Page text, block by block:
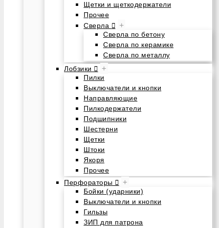
Щетки и щеткодержатели
Прочее
Сверла
+
Сверла по бетону
Сверла по керамике
Сверла по металлу
Лобзики
+
Пилки
Выключатели и кнопки
Направляющие
Пилкодержатели
Подшипники
Шестерни
Щетки
Штоки
Якоря
Прочее
Перфораторы
+
Бойки (ударники)
Выключатели и кнопки
Гильзы
ЗИП для патрона